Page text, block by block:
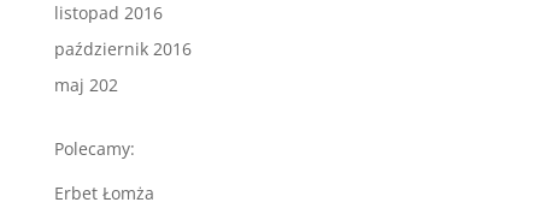
listopad 2016
październik 2016
maj 202
Polecamy:
Erbet Łomża